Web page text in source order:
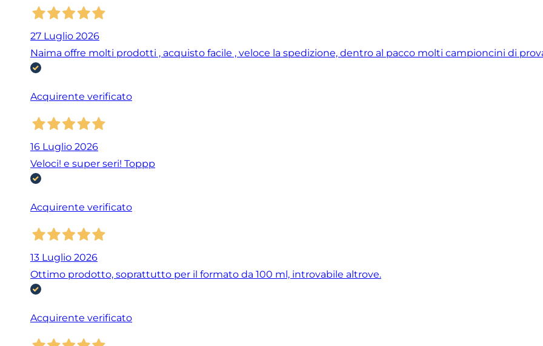
27 Luglio 2026
Naima offre molti prodotti , acquisto facile , veloce la spedizione, dentro al pacco molti campioncini di
Acquirente verificato
16 Luglio 2026
Veloci! e super seri! Toppp
Acquirente verificato
13 Luglio 2026
Ottimo prodotto, soprattutto per il formato da 100 ml, introvabile altrove.
Acquirente verificato